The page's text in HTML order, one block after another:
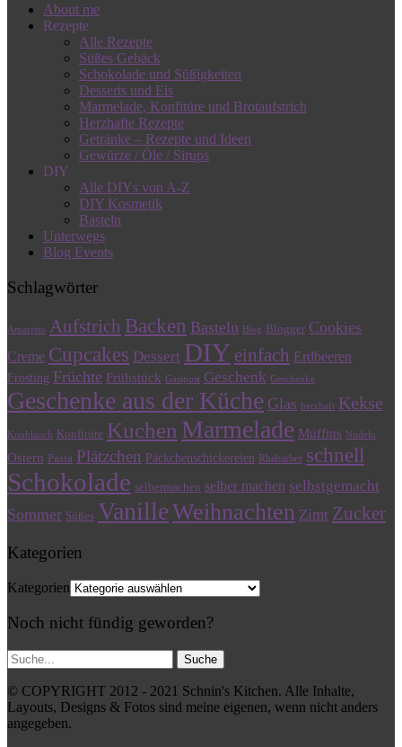
About me
Rezepte
Alle Rezepte
Süßes Gebäck
Schokolade und Süßigkeiten
Desserts und Eis
Marmelade, Konfitüre und Brotaufstrich
Herzhafte Rezepte
Getränke – Rezepte und Ideen
Gewürze / Öle / Sirups
DIY
Alle DIYs von A-Z
DIY Kosmetik
Basteln
Unterwegs
Blog Events
Schlagwörter
Amaretto Aufstrich Backen Basteln Blog Blogger Cookies
Creme Cupcakes Dessert DIY einfach Erdbeeren
Frosting Früchte Frühstück Gastpost Geschenk Geschenke
Geschenke aus der Küche Glas herzhaft Kekse
Knoblauch Konfitüre Kuchen Marmelade Muffins Nudeln
Ostern Pasta Plätzchen Päckchenschickereien Rhabarber schnell
Schokolade selbermachen selber machen selbstgemacht
Sommer Süßes VanilleWeihnachten Zimt Zucker
Kategorien
Kategorien
Noch nicht fündig geworden?
© COPYRIGHT 2012 - 2021 Schnin's Kitchen. Alle Inhalte,
Layouts, Designs & Fotos sind meine eigenen, wenn nicht anders
angegeben.